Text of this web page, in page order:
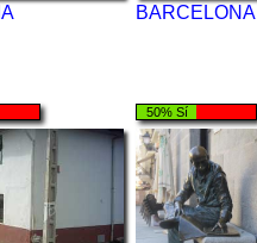
BARCELONA
50% Sí